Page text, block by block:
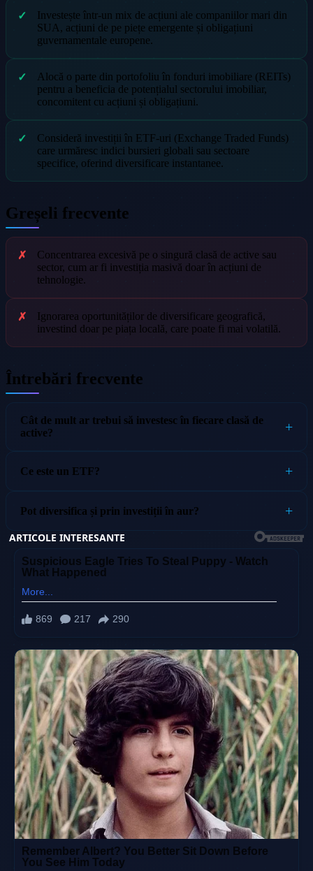
Investește într-un mix de acțiuni ale companiilor mari din
SUA, acțiuni de pe piețe emergente și obligațiuni
guvernamentale europene.
Alocă o parte din portofoliu în fonduri imobiliare (REITs)
pentru a beneficia de potențialul sectorului imobiliar,
concomitent cu acțiuni și obligațiuni.
Consideră investiții în ETF-uri (Exchange Traded Funds)
care urmăresc indici bursieri globali sau sectoare
specifice, oferind diversificare instantanee.
Greșeli frecvente
Concentrarea excesivă pe o singură clasă de active sau
sector, cum ar fi investiția masivă doar în acțiuni de
tehnologie.
Ignorarea oportunităților de diversificare geografică,
investind doar pe piața locală, care poate fi mai volatilă.
Întrebări frecvente
Cât de mult ar trebui să investesc în fiecare clasă de
active?
Ce este un ETF?
Pot diversifica și prin investiții în aur?